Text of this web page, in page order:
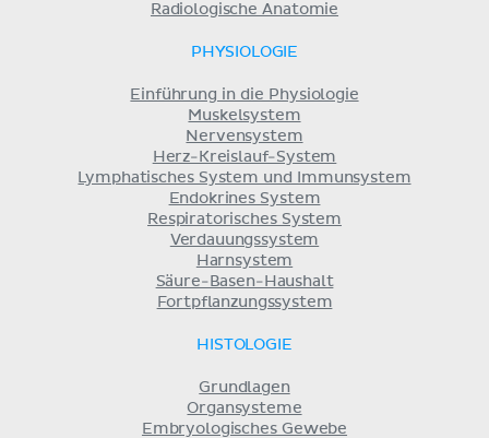
Radiologische Anatomie
PHYSIOLOGIE
Einführung in die Physiologie
Muskelsystem
Nervensystem
Herz-Kreislauf-System
Lymphatisches System und Immunsystem
Endokrines System
Respiratorisches System
Verdauungssystem
Harnsystem
Säure-Basen-Haushalt
Fortpflanzungssystem
HISTOLOGIE
Grundlagen
Organsysteme
Embryologisches Gewebe